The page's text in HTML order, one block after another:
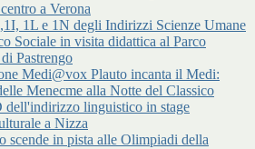
a Verona
1L e 1N degli Indirizzi Scienze Umane
Sociale in visita didattica al Parco
Pastrengo
Medi@vox Plauto incanta il Medi:
Menecme alla Notte del Classico
dell'indirizzo linguistico in stage
a Nizza
scende in pista alle Olimpiadi della